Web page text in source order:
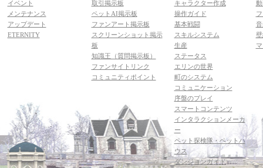
イベント
メンテナンス
アップデート
ETERNITY
取引掲示板
ペットAI掲示板
ファンアート掲示板
スクリーンショット掲示
板
知識王（質問掲示板）
ファンサイトリンク
コミュニティポイント
キャラクター作成
操作ガイド
基本戦闘
スキルシステム
生産
ステータス
エリンの世界
町のシステム
コミュニケーション
序盤のプレイ
スマートコンテンツ
インタラクションメーカ
ー
ペット探検隊・ペットハ
ウス
ダンジョンガイド